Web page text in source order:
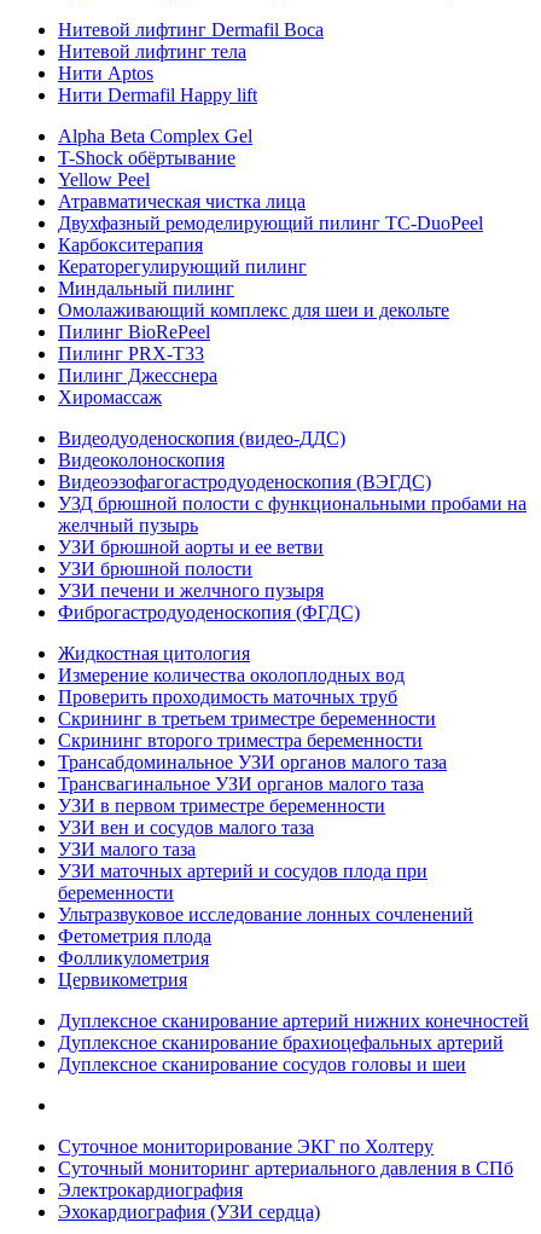
Нитевой лифтинг Dermafil Boca
Нитевой лифтинг тела
Нити Aptos
Нити Dermafil Happy lift
Alpha Beta Complex Gel
T-Shock обёртывание
Yellow Peel
Атравматическая чистка лица
Двухфазный ремоделирующий пилинг TC-DuoPeel
Карбокситерапия
Кераторегулирующий пилинг
Миндальный пилинг
Омолаживающий комплекс для шеи и декольте
Пилинг BioRePeel
Пилинг PRX-T33
Пилинг Джесснера
Хиромассаж
Видеодуоденоскопия (видео-ДДС)
Видеоколоноскопия
Видеоэзофагогастродуоденоскопия (ВЭГДС)
УЗД брюшной полости с функциональными пробами на
желчный пузырь
УЗИ брюшной аорты и ее ветви
УЗИ брюшной полости
УЗИ печени и желчного пузыря
Фиброгастродуоденоскопия (ФГДС)
Жидкостная цитология
Измерение количества околоплодных вод
Проверить проходимость маточных труб
Скрининг в третьем триместре беременности
Скрининг второго триместра беременности
Трансабдоминальное УЗИ органов малого таза
Трансвагинальное УЗИ органов малого таза
УЗИ в первом триместре беременности
УЗИ вен и сосудов малого таза
УЗИ малого таза
УЗИ маточных артерий и сосудов плода при
беременности
Ультразвуковое исследование лонных сочленений
Фетометрия плода
Фолликулометрия
Цервикометрия
Дуплексное сканирование артерий нижних конечностей
Дуплексное сканирование брахиоцефальных артерий
Дуплексное сканирование сосудов головы и шеи
Суточное мониторирование ЭКГ по Холтеру
Суточный мониторинг артериального давления в СПб
Электрокардиография
Эхокардиография (УЗИ сердца)